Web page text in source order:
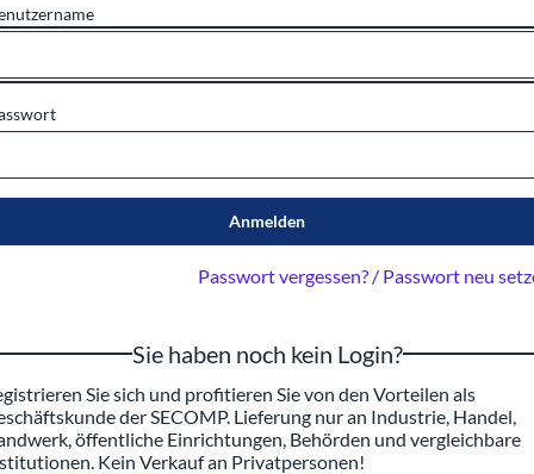
Anmelden
Passwort vergessen? / Passwort neu
Sie haben noch kein Login?
Sie sich und profitieren Sie von den Vorteilen als
der SECOMP. Lieferung nur an Industrie, Handel,
öffentliche Einrichtungen, Behörden und vergleichbare
Kein Verkauf an Privatpersonen!